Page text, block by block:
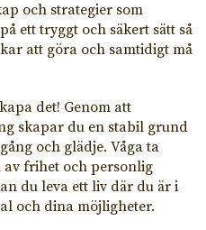
och strategier som
ett tryggt och säkert sätt så
att göra och samtidigt må
det! Genom att
skapar du en stabil grund
och glädje. Våga ta
av frihet och personlig
du leva ett liv där du är i
och dina möjligheter.